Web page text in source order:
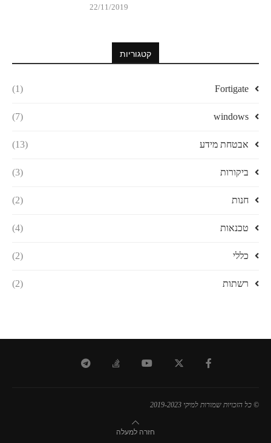
22/11/2019
קטגוריות
Fortigate
(1)
windows
(7)
אבטחת מידע (13)
ביקורות (3)
חנות (2)
טכנאות (4)
כללי (2)
רשתות (2)
© כל הזכויות שמורות למיקי 2019-2023
חזרה למעלה